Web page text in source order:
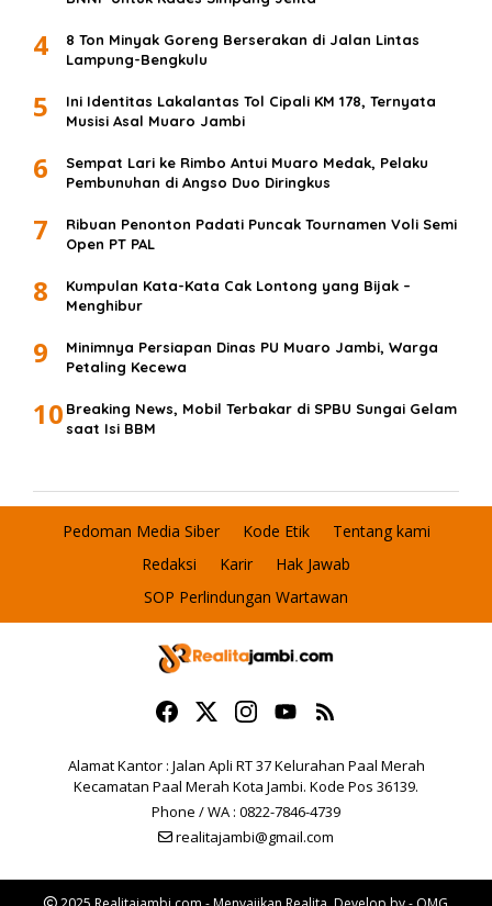
4
8 Ton Minyak Goreng Berserakan di Jalan Lintas
Lampung-Bengkulu
5
Ini Identitas Lakalantas Tol Cipali KM 178, Ternyata
Musisi Asal Muaro Jambi
6
Sempat Lari ke Rimbo Antui Muaro Medak, Pelaku
Pembunuhan di Angso Duo Diringkus
7
Ribuan Penonton Padati Puncak Tournamen Voli Semi
Open PT PAL
8
Kumpulan Kata-Kata Cak Lontong yang Bijak –
Menghibur
9
Minimnya Persiapan Dinas PU Muaro Jambi, Warga
Petaling Kecewa
10 Breaking News, Mobil Terbakar di SPBU Sungai Gelam
saat Isi BBM
Pedoman Media Siber Kode Etik
Tentang kami
Redaksi
Karir
Hak Jawab
SOP Perlindungan Wartawan
Alamat Kantor : Jalan Apli RT 37 Kelurahan Paal Merah
Kecamatan Paal Merah Kota Jambi. Kode Pos 36139.
Phone / WA : 0822-7846-4739
realitajambi@gmail.com